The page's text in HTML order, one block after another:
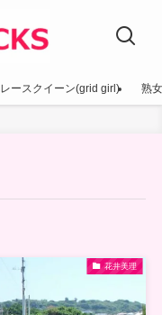
レースクイーン(grid girl) 熟
花井美理